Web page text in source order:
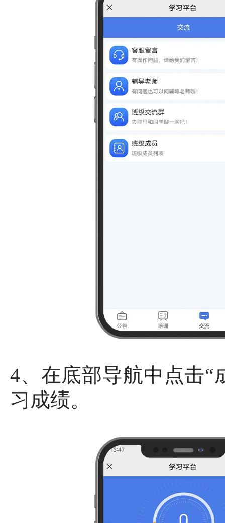
4、在底部导航中点击“
习成绩。